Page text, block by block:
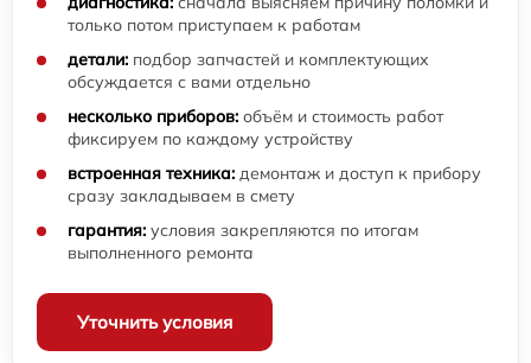
только потом приступаем к работам
детали: подбор запчастей и комплектующих
обсуждается с вами отдельно
несколько приборов: объём и стоимость работ
фиксируем по каждому устройству
встроенная техника: демонтаж и доступ к прибору
сразу закладываем в смету
гарантия: условия закрепляются по итогам
выполненного ремонта
Уточнить условия